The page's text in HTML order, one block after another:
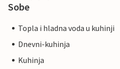
Sobe
Topla i hladna voda u kuhinji
Dnevni-kuhinja
Kuhinja